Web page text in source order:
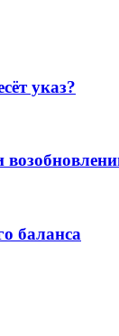
указ?
баланса